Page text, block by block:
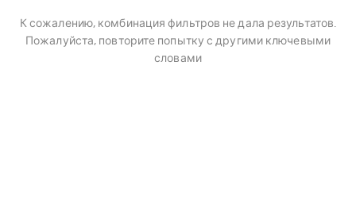
К сожалению, комбинация фильтров не дала результатов.
Пожалуйста, повторите попытку с другими ключевыми
словами